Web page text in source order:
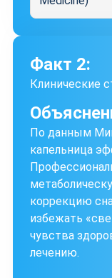
Факт 2:
Клинические
По данным
капельница
коррекцию
избежать
чувства
лечению.